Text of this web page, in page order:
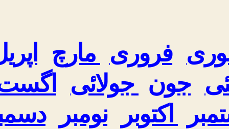
فروری مارچ
جون جولائی
اکتوبر نومبر